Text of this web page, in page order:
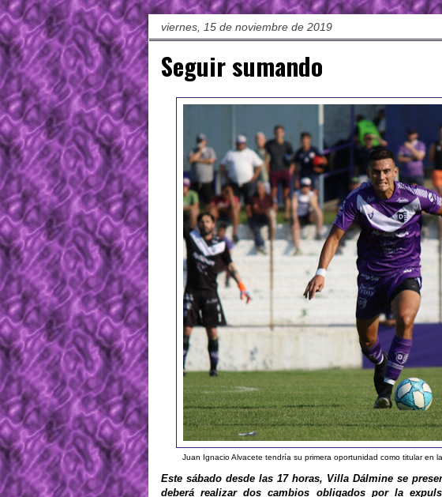
viernes, 15 de noviembre de 2019
Seguir sumando
Juan Ignacio Alvacete tendría su primera oportunidad como titular en
Este sábado desde las 17 horas, Villa Dálmine se
deberá realizar dos cambios obligados por la